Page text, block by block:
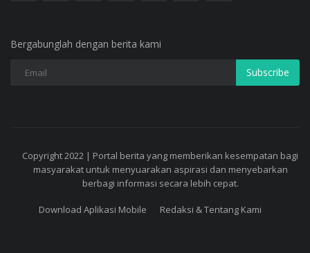
Bergabunglah dengan berita kami
Subscribe
Copyright 2022 | Portal berita yang memberikan kesempatan bagi
masyarakat untuk menyuarakan aspirasi dan menyebarkan
berbagi informasi secara lebih cepat.
Download Aplikasi Mobile Redaksi & Tentang Kami